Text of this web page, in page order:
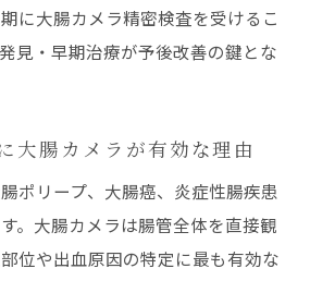
に大腸カメラ精密検査を受けるこ
見・早期治療が予後改善の鍵とな
大腸カメラが有効な理由
ポリープ、大腸癌、炎症性腸疾患
。大腸カメラは腸管全体を直接観
位や出血原因の特定に最も有効な